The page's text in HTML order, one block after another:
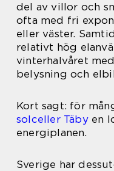
del av villor och
ofta med fri
eller väster.
relativt hög
vinterhalvåret
belysning och
Kort sagt: för
solceller Täbyen
energiplanen.
Sverige har